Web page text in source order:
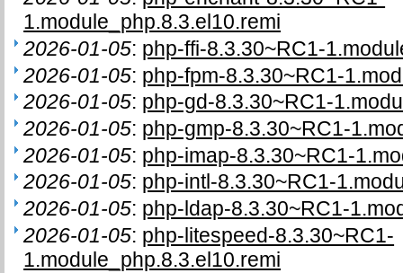
1.module_php.8.3.el10.remi
2026-01-05: php-ffi-8.3.30~RC1-
2026-01-05: php-fpm-8.3.30~RC1-
2026-01-05: php-gd-8.3.30~RC1-
2026-01-05: php-gmp-8.3.30~RC1-
2026-01-05: php-imap-8.3.30~RC1-
2026-01-05: php-intl-8.3.30~RC1-
2026-01-05: php-ldap-8.3.30~RC1-
2026-01-05: php-litespeed-8.3.30~RC1-
1.module_php.8.3.el10.remi